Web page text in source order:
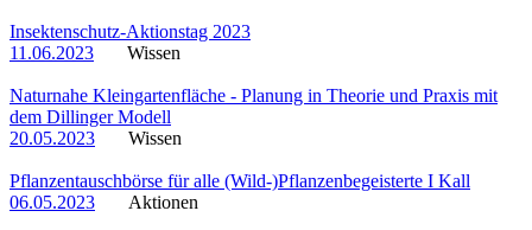
Insektenschutz-Aktionstag 2023
11.06.2023
Wissen
Naturnahe Kleingartenfläche - Planung in Theorie und Praxis mit
dem Dillinger Modell
20.05.2023
Wissen
Pflanzentauschbörse für alle (Wild-)Pflanzenbegeisterte I Kall
06.05.2023
Aktionen